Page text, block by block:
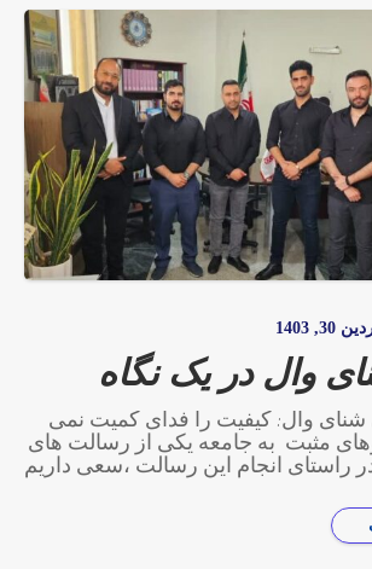
1403
وال در یک نگاه
وال: کیفیت را فدای کمیت نمی
مثبت به جامعه یکی از رسالت های
راستای انجام این رسالت ،سعی داریم